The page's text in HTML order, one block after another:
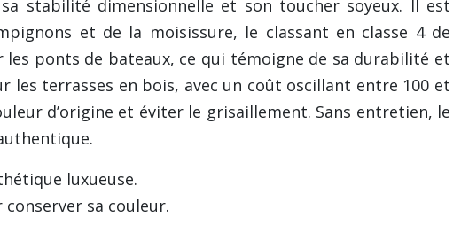
stabilité dimensionnelle et son toucher soyeux. Il est
et de la moisissure, le classant en classe 4 de
ponts de bateaux, ce qui témoigne de sa durabilité et
les terrasses en bois, avec un coût oscillant entre 100 et
d’origine et éviter le grisaillement. Sans entretien, le
luxueuse.
sa couleur.